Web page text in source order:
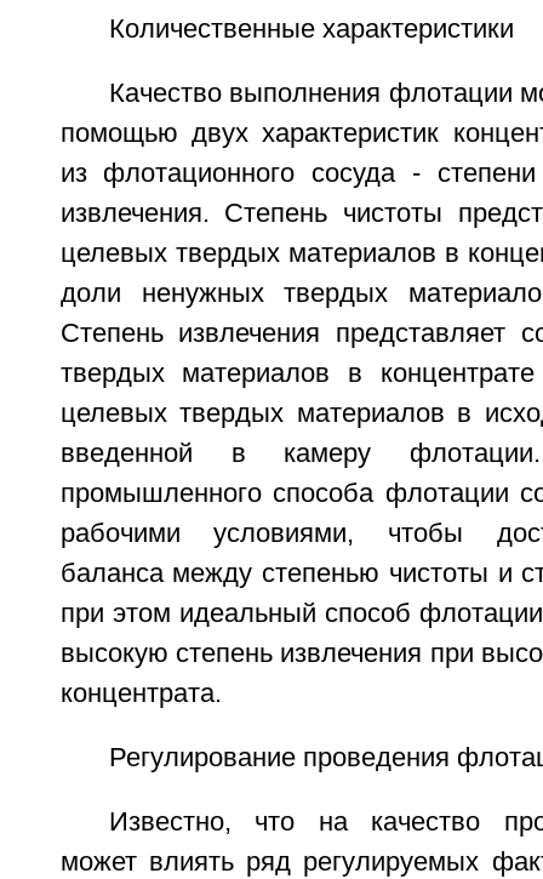
Количественные характеристики
Качество выполнения флотации
помощью двух характеристик
из флотационного сосуда -
извлечения. Степень чистоты
целевых твердых материалов в
доли ненужных твердых
Степень извлечения представляет
твердых материалов в
целевых твердых материалов в
введенной в камеру
промышленного способа флотации
рабочими условиями, чтобы
баланса между степенью чистоты и
при этом идеальный способ
высокую степень извлечения при
концентрата.
Регулирование проведения
Известно, что на качество
может влиять ряд регулируемых